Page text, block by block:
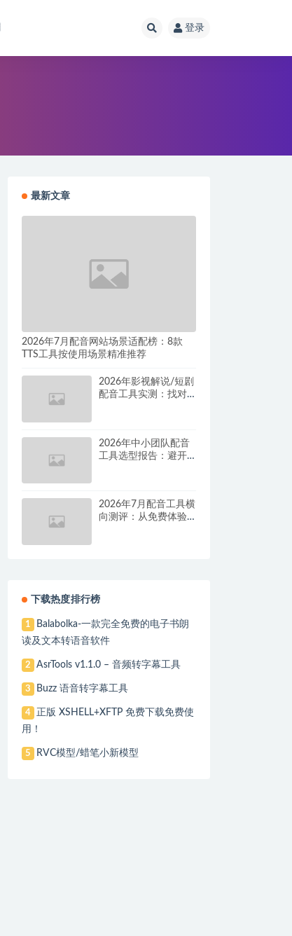
登录
最新文章
2026年7月配音网站场景适配榜：8款
TTS工具按使用场景精准推荐
2026年影视解说/短剧
配音工具实测：找对
2026年中小团队配音
工具选型报告：避开
2026年7月配音工具横
向测评：从免费体验
下载热度排行榜
1
Balabolka-一款完全免费的电子书朗
读及文本转语音软件
2 AsrTools v1.1.0 – 音频转字幕工具
3 Buzz 语音转字幕工具
4
正版 XSHELL+XFTP 免费下载免费使
用！
5 RVC模型/蜡笔小新模型